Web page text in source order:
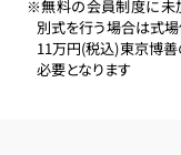
※無料の会員制度に未
別式を行う場合は式
11万円(税込)東京博
必要となります